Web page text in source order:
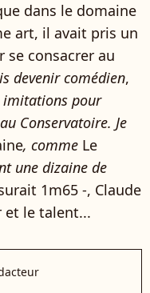
dans le domaine
art, il avait pris un
se consacrer au
devenir comédien,
imitations pour
Conservatoire. Je
, comme Le
une dizaine de
1m65 -, Claude
et le talent...